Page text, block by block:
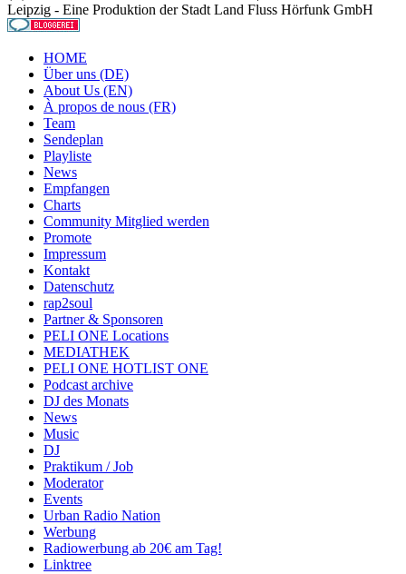
Leipzig - Eine Produktion der Stadt Land Fluss Hörfunk GmbH
HOME
Über uns (DE)
About Us (EN)
À propos de nous (FR)
Team
Sendeplan
Playliste
News
Empfangen
Charts
Community Mitglied werden
Promote
Impressum
Kontakt
Datenschutz
rap2soul
Partner & Sponsoren
PELI ONE Locations
MEDIATHEK
PELI ONE HOTLIST ONE
Podcast archive
DJ des Monats
News
Music
DJ
Praktikum / Job
Moderator
Events
Urban Radio Nation
Werbung
Radiowerbung ab 20€ am Tag!
Linktree